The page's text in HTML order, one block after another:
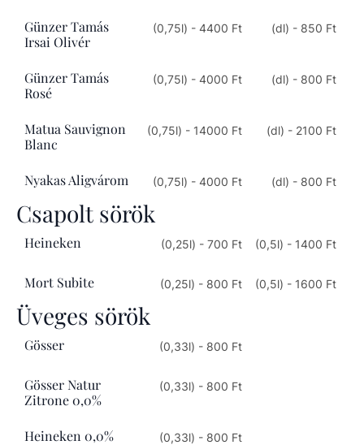
Günzer Tamás
Irsai Olivér
(0,75l) - 4400 Ft (dl) - 850 Ft
Günzer Tamás
Rosé
(0,75l) - 4000 Ft (dl) - 800 Ft
Matua Sauvignon
Blanc
(0,75l) - 14000 Ft (dl) - 2100 Ft
Nyakas Aligvárom (0,75l) - 4000 Ft (dl) - 800 Ft
Csapolt sörök
Heineken (0,25l) - 700 Ft (0,5l) - 1400 Ft
Mort Subite (0,25l) - 800 Ft (0,5l) - 1600 Ft
Üveges sörök
Gösser (0,33l) - 800 Ft
Gösser Natur
Zitrone 0,0%
(0,33l) - 800 Ft
Heineken 0,0% (0,33l) - 800 Ft